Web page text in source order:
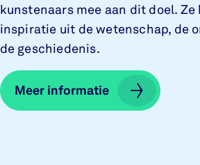
kunstenaars mee aan dit doel. Ze
inspiratie uit de wetenschap, de
de geschiedenis.
Meer informatie
Meer informatie